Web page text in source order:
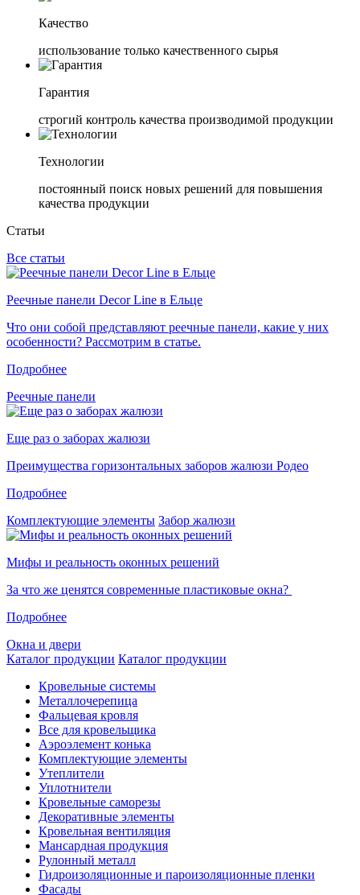
Качество
использование только качественного сырья
Гарантия
строгий контроль качества производимой продукции
Технологии
постоянный поиск новых решений для повышения
качества продукции
Статьи
Все статьи
Реечные панели Decor Line в Ельце
Что они собой представляют реечные панели, какие у них
особенности? Рассмотрим в статье.
Подробнее
Реечные панели
Еще раз о заборах жалюзи
Преимущества горизонтальных заборов жалюзи Родео
Подробнее
Комплектующие элементы Забор жалюзи
Мифы и реальность оконных решений
За что же ценятся современные пластиковые окна?
Подробнее
Окна и двери
Каталог продукции Каталог продукции
Кровельные системы
Металлочерепица
Фальцевая кровля
Все для кровельщика
Аэроэлемент конька
Комплектующие элементы
Утеплители
Уплотнители
Кровельные саморезы
Декоративные элементы
Кровельная вентиляция
Мансардная продукция
Рулонный металл
Гидроизоляционные и пароизоляционные пленки
Фасады